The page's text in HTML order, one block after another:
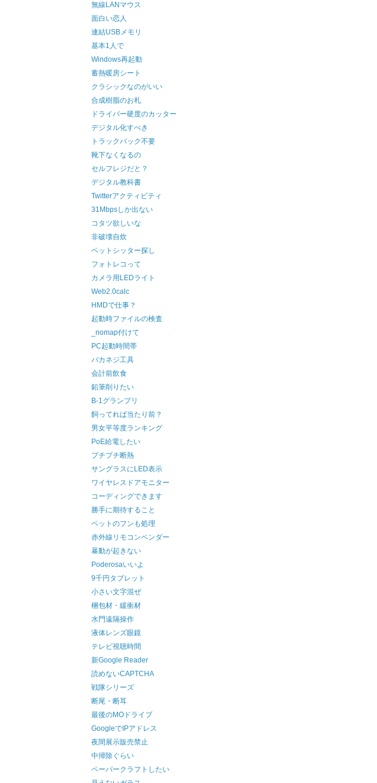
無線LANマウス
面白い恋人
連結USBメモリ
基本1人で
Windows再起動
蓄熱暖房シート
クラシックなのがいい
合成樹脂のお札
ドライバー硬度のカッター
デジタル化すべき
トラックバック不要
靴下なくなるの
セルフレジだと？
デジタル教科書
Twitterアクティビティ
31Mbpsしか出ない
コタツ欲しいな
非破壊自炊
ペットシッター探し
フォトレコって
カメラ用LEDライト
Web2.0calc
HMDで仕事？
起動時ファイルの検査
_nomap付けて
PC起動時間帯
バカネジ工具
会計前飲食
鉛筆削りたい
B-1グランプリ
飼ってれば当たり前？
男女平等度ランキング
PoE給電したい
プチプチ断熱
サングラスにLED表示
ワイヤレスドアモニター
コーディングできます
勝手に期待すること
ペットのフンも処理
赤外線リモコンベンダー
暴動が起きない
Poderosaいいよ
9千円タブレット
小さい文字混ぜ
梱包材・緩衝材
水門遠隔操作
液体レンズ眼鏡
テレビ視聴時間
新Google Reader
読めないCAPTCHA
戦隊シリーズ
断尾・断耳
最後のMOドライブ
GoogleでIPアドレス
夜間展示販売禁止
中掃除ぐらい
ペーパークラフトしたい